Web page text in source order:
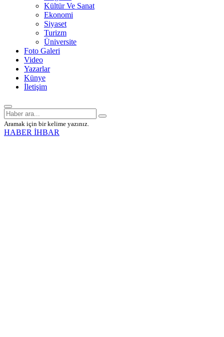
Kültür Ve Sanat
Ekonomi
Siyaset
Turizm
Üniversite
Foto Galeri
Video
Yazarlar
Künye
İletişim
Aramak için bir kelime yazınız.
HABER İHBAR